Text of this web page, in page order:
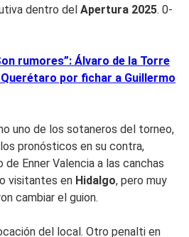
dentro del Apertura 2025. 0-
rumores”: Álvaro de la Torre
por fichar a Guillermo
uno de los sotaneros del torneo,
pronósticos en su contra,
Enner Valencia a las canchas
visitantes en Hidalgo, pero muy
cambiar el guion.
del local. Otro penalti en